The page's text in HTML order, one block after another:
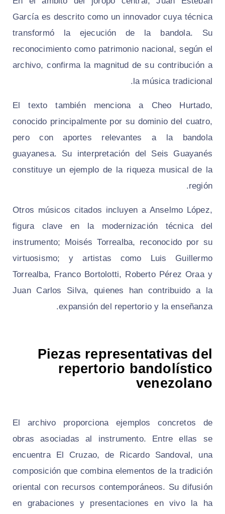
García es descrito como un innovador cuya técnica
transformó la ejecución de la bandola. Su
reconocimiento como patrimonio nacional, según el
archivo, confirma la magnitud de su contribución a
la música tradicional.
El texto también menciona a Cheo Hurtado,
conocido principalmente por su dominio del cuatro,
pero con aportes relevantes a la bandola
guayanesa. Su interpretación del Seis Guayanés
constituye un ejemplo de la riqueza musical de la
región.
Otros músicos citados incluyen a Anselmo López,
figura clave en la modernización técnica del
instrumento; Moisés Torrealba, reconocido por su
virtuosismo; y artistas como Luis Guillermo
Torrealba, Franco Bortolotti, Roberto Pérez Oraa y
Juan Carlos Silva, quienes han contribuido a la
expansión del repertorio y la enseñanza.
Piezas representativas del
repertorio bandolístico
venezolano
El archivo proporciona ejemplos concretos de
obras asociadas al instrumento. Entre ellas se
encuentra El Cruzao, de Ricardo Sandoval, una
composición que combina elementos de la tradición
oriental con recursos contemporáneos. Su difusión
en grabaciones y presentaciones en vivo la ha